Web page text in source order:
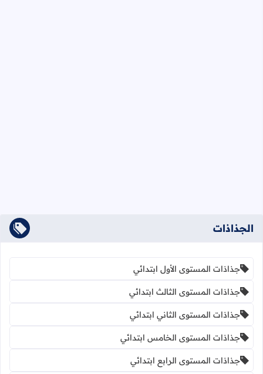
الجذاذات
جذاذات المستوى الأول ابتدائي
جذاذات المستوى الثالث ابتدائي
جذاذات المستوى الثاني ابتدائي
جذاذات المستوى الخامس ابتدائي
جذاذات المستوى الرابع ابتدائي